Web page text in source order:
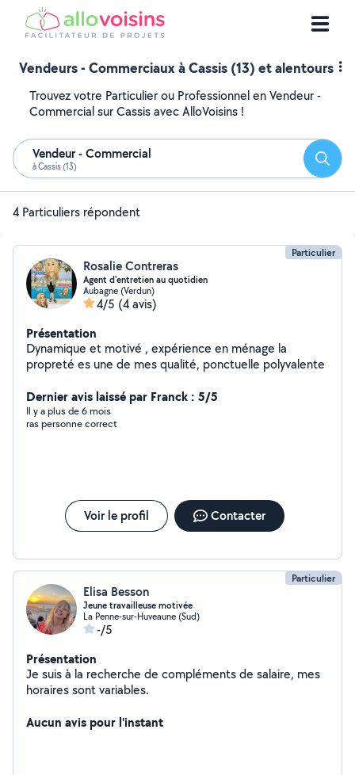
Vendeurs - Commerciaux à Cassis (13) et alentours
Trouvez votre Particulier ou Professionnel en Vendeur -
Commercial sur Cassis avec AlloVoisins !
Vendeur - Commercial
à Cassis (13)
4 Particuliers répondent
Particulier
Rosalie Contreras
Agent d'entretien au quotidien
Aubagne (Verdun)
4/5 (4 avis)
Présentation
Dynamique et motivé , expérience en ménage la
propreté es une de mes qualité, ponctuelle polyvalente
Dernier avis laissé par Franck : 5/5
Il y a plus de 6 mois
ras personne correct
Voir le profil Contacter
Particulier
Elisa Besson
Jeune travailleuse motivée
La Penne-sur-Huveaune (Sud)
-/5
Présentation
Je suis à la recherche de compléments de salaire, mes
horaires sont variables.
Aucun avis pour l'instant